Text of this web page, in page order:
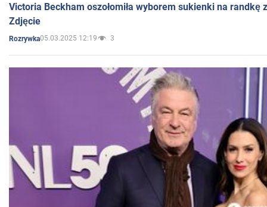
Victoria Beckham oszołomiła wyborem sukienki na randkę
Zdjęcie
Rozrywka05.03.2025 12:19 3